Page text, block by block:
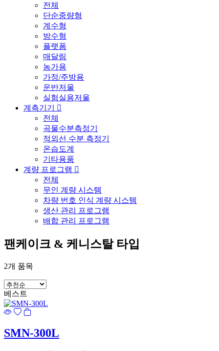
전체
단순중량형
계수형
방수형
플랫폼
매달림
농가용
가정/주방용
운반저울
실험실용저울
계측기기
전체
곡물수분측정기
적외선 수분 측정기
온습도계
기타용품
계량 프로그램
전체
무인 계량 시스템
차량 번호 인식 계량 시스템
생산 관리 프로그램
배합 관리 프로그램
팬케이크 & 케니스탈 타입
2개 품목
베스트
SMN-300L